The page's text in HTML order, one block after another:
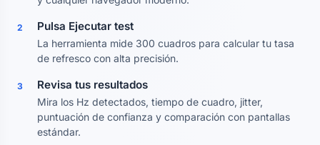
2 Pulsa Ejecutar test
La herramienta mide 300 cuadros para calcular tu tasa
de refresco con alta precisión.
3 Revisa tus resultados
Mira los Hz detectados, tiempo de cuadro, jitter,
puntuación de confianza y comparación con pantallas
estándar.